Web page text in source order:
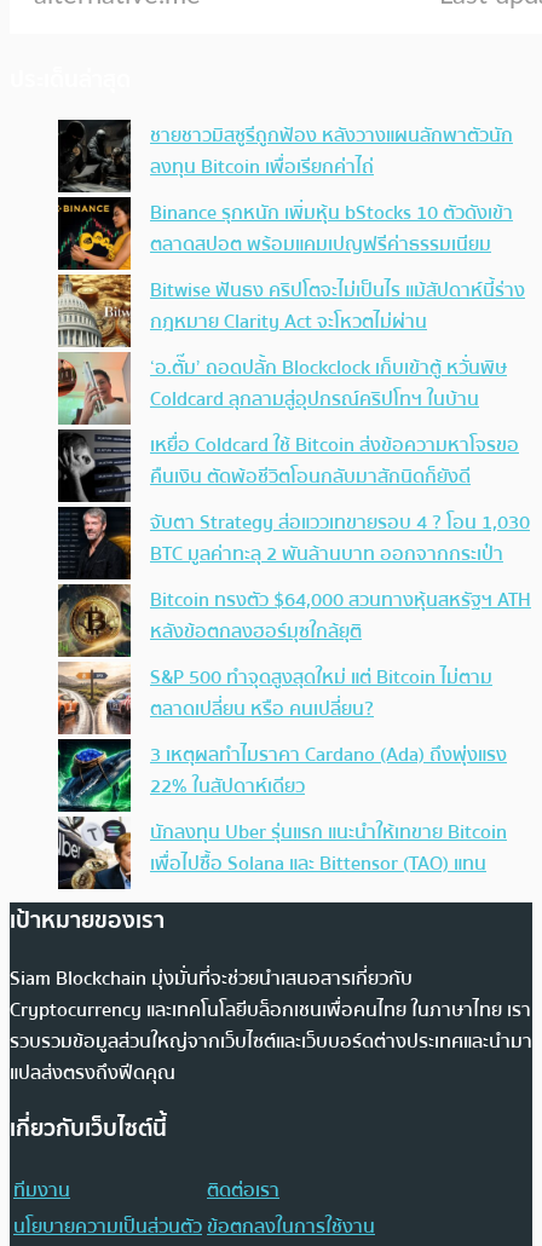
ชายชาวมิสซูรีถูกฟ้อง หลังวางแผนลักพาตัวนัก
ลงทุน Bitcoin เพื่อเรียกค่าไถ่
Binance รุกหนัก เพิ่มหุ้น bStocks 10 ตัวดังเข้า
ตลาดสปอต พร้อมแคมเปญฟรีค่าธรรมเนียม
Bitwise ฟันธง คริปโตจะไม่เป็นไร แม้สัปดาห์นี้ร่าง
กฎหมาย Clarity Act จะโหวตไม่ผ่าน
‘อ.ตั๊ม’ ถอดปลั้ก Blockclock เก็บเข้าตู้ หวั่นพิษ
Coldcard ลุกลามสู่อุปกรณ์คริปโทฯ ในบ้าน
เหยื่อ Coldcard ใช้ Bitcoin ส่งข้อความหาโจรขอ
คืนเงิน ตัดพ้อชีวิตโอนกลับมาสักนิดก็ยังดี
จับตา Strategy ส่อแววเทขายรอบ 4 ? โอน 1,030
BTC มูลค่าทะลุ 2 พันล้านบาท ออกจากกระเป๋า
Bitcoin ทรงตัว $64,000 สวนทางหุ้นสหรัฐฯ ATH
หลังข้อตกลงฮอร์มุซใกล้ยุติ
S&P 500 ทำจุดสูงสุดใหม่ แต่ Bitcoin ไม่ตาม
ตลาดเปลี่ยน หรือ คนเปลี่ยน?
3 เหตุผลทำไมราคา Cardano (Ada) ถึงพุ่งแรง
22% ในสัปดาห์เดียว
นักลงทุน Uber รุ่นแรก แนะนำให้เทขาย Bitcoin
เพื่อไปซื้อ Solana และ Bittensor (TAO) แทน
เป้าหมายของเรา
Siam Blockchain มุ่งมั่นที่จะช่วยนำเสนอสารเกี่ยวกับ
Cryptocurrency และเทคโนโลยีบล็อกเชนเพื่อคนไทย ในภาษาไทย เรา
รวบรวมข้อมูลส่วนใหญ่จากเว็บไซต์และเว็บบอร์ดต่างประเทศและนำมา
แปลส่งตรงถึงฟีดคุณ
เกี่ยวกับเว็บไซต์นี้
ทีมงาน
ติดต่อเรา
นโยบายความเป็นส่วนตัวข้อตกลงในการใช้งาน